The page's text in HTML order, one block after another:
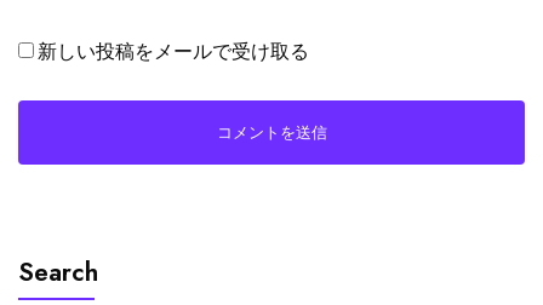
新しい投稿をメールで受け取る
Search